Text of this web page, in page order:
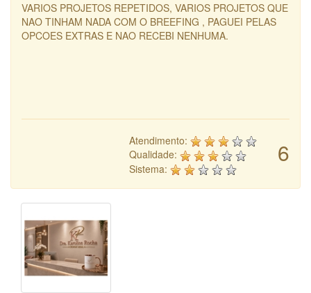
VARIOS PROJETOS REPETIDOS, VARIOS PROJETOS QUE
NAO TINHAM NADA COM O BREEFING , PAGUEI PELAS
OPCOES EXTRAS E NAO RECEBI NENHUMA.
6
Atendimento:
Qualidade:
Sistema: